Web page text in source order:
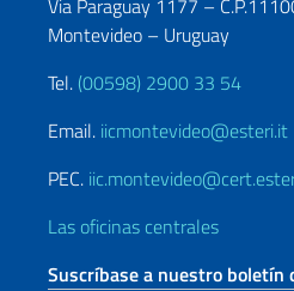
Via Paraguay 1177 –
Montevideo – Uruguay
Tel. (00598) 2900 33 54
Email. iicmontevideo@esteri.it
PEC.
Las oficinas centrales
Suscríbase a nuestro boletín